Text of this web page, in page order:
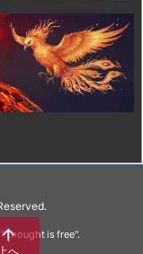
Thought is free".
上へ